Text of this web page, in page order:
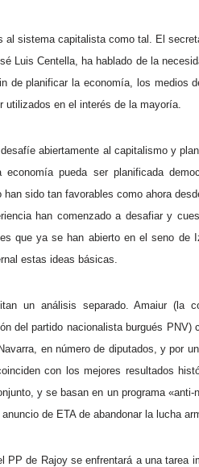
al sistema capitalista como tal. El
Luis Centella, ha hablado de la
de planificar la economía, los medios
utilizados en el interés de la mayoría.
abiertamente al capitalismo y
pueda ser planificada
sido tan favorables como ahora
han comenzado a desafiar y
que ya se han abierto en el seno de
estas ideas básicas.
un análisis separado. Amaiur (la
del partido nacionalista burgués
en número de diputados, y por
con los mejores resultados
y se basan en un programa
de ETA de abandonar la lucha
PP de Rajoy se enfrentará a una tarea